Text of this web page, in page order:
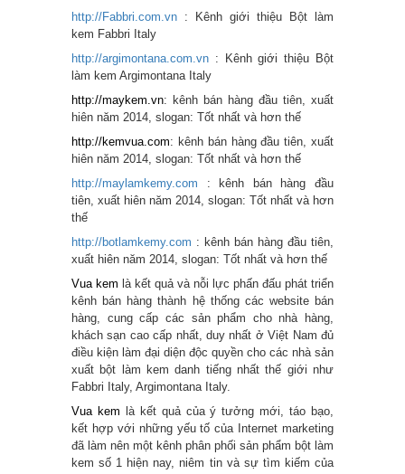
http://Fabbri.com.vn : Kênh giới thiệu Bột làm
kem Fabbri Italy
http://argimontana.com.vn : Kênh giới thiệu Bột
làm kem Argimontana Italy
http://maykem.vn: kênh bán hàng đầu tiên, xuất
hiên năm 2014, slogan: Tốt nhất và hơn thế
http://kemvua.com: kênh bán hàng đầu tiên, xuất
hiên năm 2014, slogan: Tốt nhất và hơn thế
http://maylamkemy.com : kênh bán hàng đầu
tiên, xuất hiên năm 2014, slogan: Tốt nhất và hơn
thế
http://botlamkemy.com : kênh bán hàng đầu tiên,
xuất hiên năm 2014, slogan: Tốt nhất và hơn thế
Vua kem là kết quả và nỗi lực phấn đấu phát triển
kênh bán hàng thành hệ thống các website bán
hàng, cung cấp các sản phẩm cho nhà hàng,
khách sạn cao cấp nhất, duy nhất ở Việt Nam đủ
điều kiện làm đại diện độc quyền cho các nhà sản
xuất bột làm kem danh tiếng nhất thế giới như
Fabbri Italy, Argimontana Italy.
Vua kem là kết quả của ý tưởng mới, táo bạo,
kết hợp với những yếu tố của Internet marketing
đã làm nên một kênh phân phối sản phẩm bột làm
kem số 1 hiện nay, niêm tin và sự tìm kiếm của